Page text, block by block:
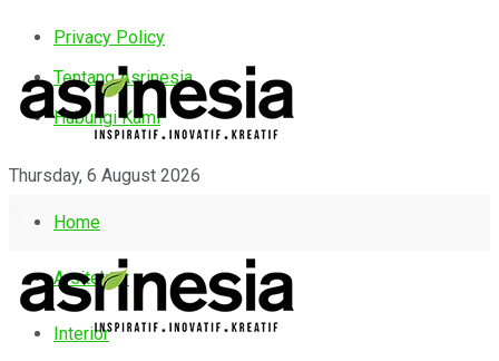
Privacy Policy
Tentang Asrinesia
Hubungi Kami
Thursday, 6 August 2026
Home
Arsitektur
Interior